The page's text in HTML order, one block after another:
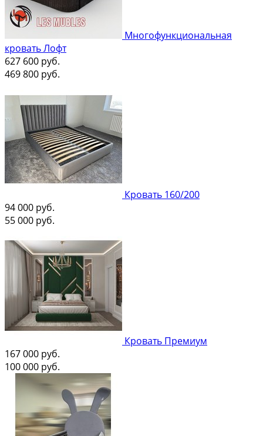
Многофункциональная
кровать Лофт
627 600 руб.
469 800 руб.
Кровать 160/200
94 000 руб.
55 000 руб.
Кровать Премиум
167 000 руб.
100 000 руб.